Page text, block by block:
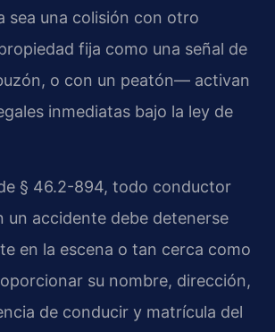
sea una colisión con otro
fija como una señal de
o con un peatón— activan
inmediatas bajo la ley de
§ 46.2-894, todo conductor
un accidente debe detenerse
en la escena o tan cerca como
su nombre, dirección,
de conducir y matrícula del